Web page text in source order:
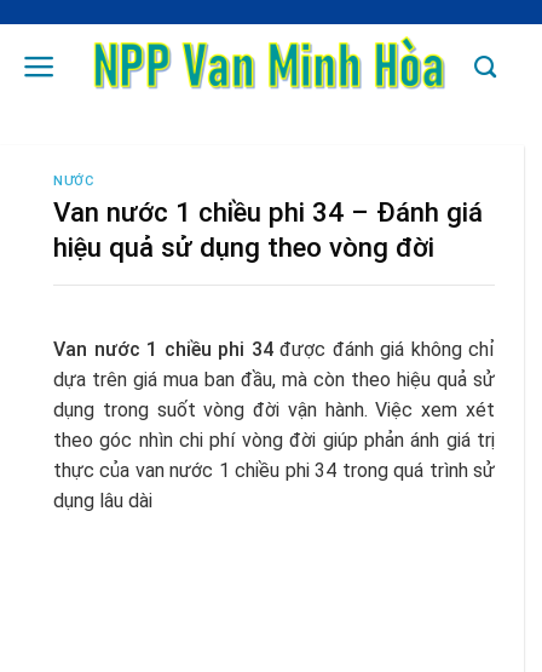
content
NƯỚC
Van nước 1 chiều phi 34 – Đánh giá
hiệu quả sử dụng theo vòng đời
Van nước 1 chiều phi 34được đánh giá không chỉ
dựa trên giá mua ban đầu, mà còn theo hiệu quả sử
dụng trong suốt vòng đời vận hành. Việc xem xét
theo góc nhìn chi phí vòng đời giúp phản ánh giá trị
thực của van nước 1 chiều phi 34 trong quá trình sử
dụng lâu dài